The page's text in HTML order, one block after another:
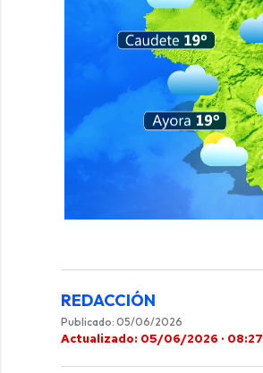
0
secondsVolume
REDACCIÓN
Publicado: 05/06/2026
Actualizado: 05/06/2026 · 08:27